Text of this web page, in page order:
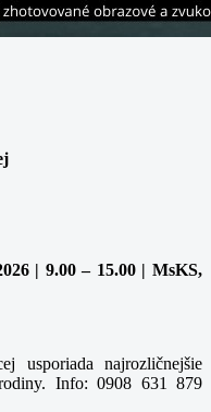
| 9.00 – 15.00 | MsKS,
usporiada najrozličnejšie
Info: 0908 631 879